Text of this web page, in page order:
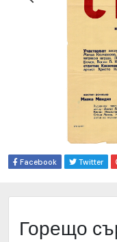
Facebook Twitter
Горещо